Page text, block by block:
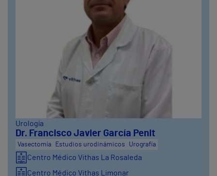
Urología
Dr. Francisco Javier García Penit
Vasectomía Estudios urodinámicos Urografía
Centro Médico Vithas La Rosaleda
Centro Médico Vithas Limonar